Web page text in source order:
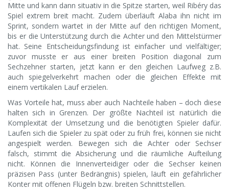
Mitte und kann dann situativ in die Spitze starten, weil Ribéry das
Spiel extrem breit macht. Zudem überläuft Alaba ihn nicht im
Sprint, sondern wartet in der Mitte auf den richtigen Moment,
bis er die Unterstützung durch die Achter und den Mittelstürmer
hat. Seine Entscheidungsfindung ist einfacher und vielfältiger;
zuvor musste er aus einer breiten Position diagonal zum
Sechzehner starten, jetzt kann er den gleichen Laufweg z.B.
auch spiegelverkehrt machen oder die gleichen Effekte mit
einem vertikalen Lauf erzielen.
Was Vorteile hat, muss aber auch Nachteile haben – doch diese
halten sich in Grenzen. Der größte Nachteil ist natürlich die
Komplexität der Umsetzung und die benötigten Spieler dafür.
Laufen sich die Spieler zu spät oder zu früh frei, können sie nicht
angespielt werden. Bewegen sich die Achter oder Sechser
falsch, stimmt die Absicherung und die räumliche Aufteilung
nicht. Können die Innenverteidiger oder die Sechser keinen
präzisen Pass (unter Bedrängnis) spielen, läuft ein gefährlicher
Konter mit offenen Flügeln bzw. breiten Schnittstellen.